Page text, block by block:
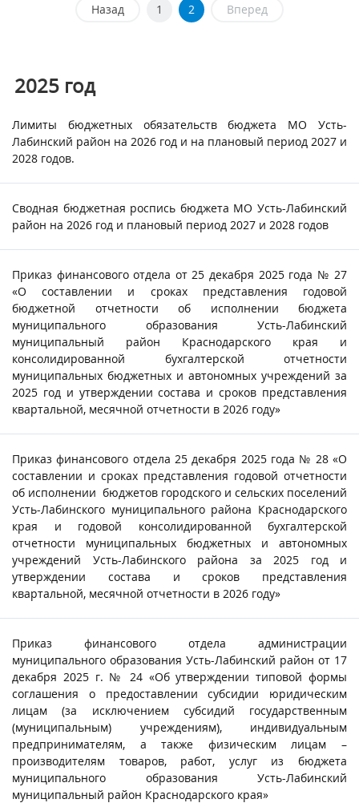
Назад 1 2 Вперед
2025 год
Лимиты бюджетных обязательств бюджета МО Усть-
Лабинский район на 2026 год и на плановый период 2027 и
2028 годов.
Сводная бюджетная роспись бюджета МО Усть-Лабинский
район на 2026 год и плановый период 2027 и 2028 годов
Приказ финансового отдела от 25 декабря 2025 года № 27
«О составлении и сроках представления годовой
бюджетной отчетности об исполнении бюджета
муниципального образования Усть-Лабинский
муниципальный район Краснодарского края и
консолидированной бухгалтерской отчетности
муниципальных бюджетных и автономных учреждений за
2025 год и утверждении состава и сроков представления
квартальной, месячной отчетности в 2026 году»
Приказ финансового отдела 25 декабря 2025 года № 28 «О
составлении и сроках представления годовой отчетности
об исполнении бюджетов городского и сельских поселений
Усть-Лабинского муниципального района Краснодарского
края и годовой консолидированной бухгалтерской
отчетности муниципальных бюджетных и автономных
учреждений Усть-Лабинского района за 2025 год и
утверждении состава и сроков представления
квартальной, месячной отчетности в 2026 году»
Приказ финансового отдела администрации
муниципального образования Усть-Лабинский район от 17
декабря 2025 г. № 24 «Об утверждении типовой формы
соглашения о предоставлении субсидии юридическим
лицам (за исключением субсидий государственным
(муниципальным) учреждениям), индивидуальным
предпринимателям, а также физическим лицам –
производителям товаров, работ, услуг из бюджета
муниципального образования Усть-Лабинский
муниципальный район Краснодарского края»